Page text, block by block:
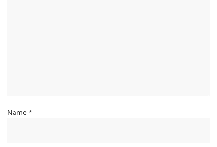
Name *